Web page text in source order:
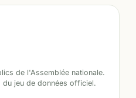
de l'Assemblée nationale.
jeu de données officiel.